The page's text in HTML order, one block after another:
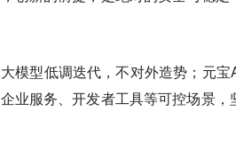
模型低调迭代，不对外造势；元宝
业服务、开发者工具等可控场景，